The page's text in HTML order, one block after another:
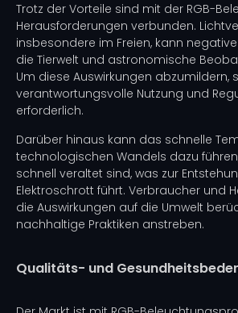
Trotz der Vorteile sind mit der RGB-
Herausforderungen verbunden.
insbesondere im Freien, kann
die Tierwelt und astronomische
Um diese Auswirkungen abzumildern,
verantwortungsvolle Nutzung und
erforderlich.
Darüber hinaus kann das schnelle
technologischen Wandels dazu
schnell veraltet sind, was zur
Elektroschrott führt. Verbraucher und
die Auswirkungen auf die Umwelt
nachhaltige Praktiken anstreben.
Qualitäts- und